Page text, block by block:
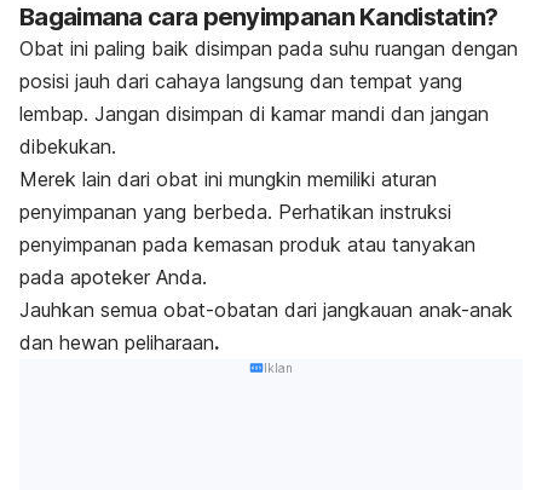
Bagaimana cara penyimpanan Kandistatin?
Obat ini paling baik disimpan pada suhu ruangan dengan
posisi jauh dari cahaya langsung dan tempat yang
lembap. Jangan disimpan di kamar mandi dan jangan
dibekukan.
Merek lain dari obat ini mungkin memiliki aturan
penyimpanan yang berbeda. Perhatikan instruksi
penyimpanan pada kemasan produk atau tanyakan
pada apoteker Anda.
Jauhkan semua obat-obatan dari jangkauan anak-anak
dan hewan peliharaan.
Iklan